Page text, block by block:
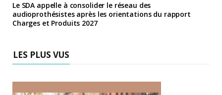
Le SDA appelle à consolider le réseau des
audioprothésistes après les orientations du rapport
Charges et Produits 2027
LES PLUS VUS